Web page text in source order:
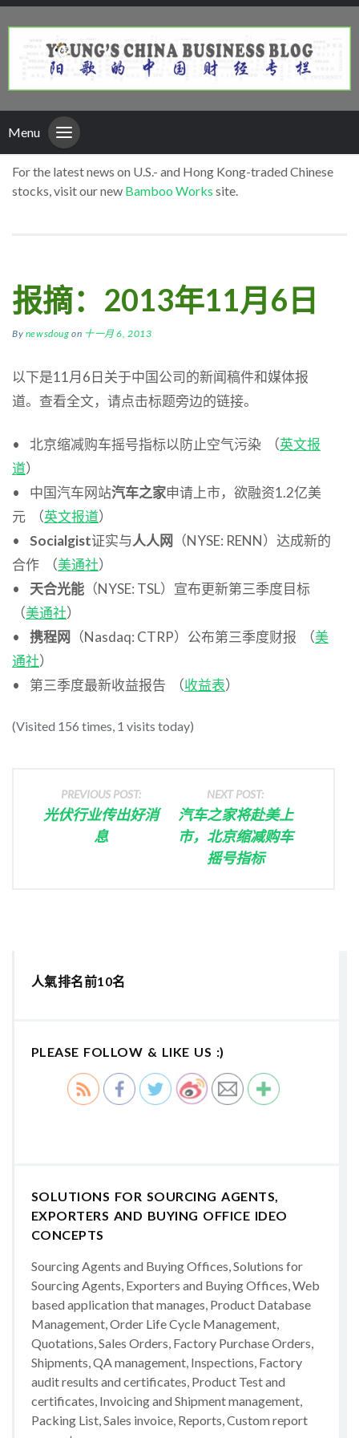
Menu
For the latest news on U.S.- and Hong Kong-traded Chinese
stocks, visit our new Bamboo Works site.
报摘：2013年11月6日
By newsdoug on 十一月 6, 2013
以下是11月6日关于中国公司的新闻稿件和媒体报
道。查看全文，请点击标题旁边的链接。
• 北京缩减购车摇号指标以防止空气污染 （英文报
道）
• 中国汽车网站汽车之家申请上市，欲融资1.2亿美
元 （英文报道）
• Socialgist证实与人人网 （NYSE: RENN）达成新的
合作 （美通社）
• 天合光能 （NYSE: TSL）宣布更新第三季度目标
（美通社）
• 携程网 （Nasdaq: CTRP）公布第三季度财报 （美
通社）
• 第三季度最新收益报告 （收益表）
(Visited 156 times, 1 visits today)
PREVIOUS POST:
光伏行业传出好消
息
NEXT POST:
汽车之家将赴美上
市，北京缩减购车
摇号指标
人氣排名前10名
PLEASE FOLLOW & LIKE US :)
SOLUTIONS FOR SOURCING AGENTS,
EXPORTERS AND BUYING OFFICE IDEO
CONCEPTS
Sourcing Agents and Buying Offices, Solutions for
Sourcing Agents, Exporters and Buying Offices, Web
based application that manages, Product Database
Management, Order Life Cycle Management,
Quotations, Sales Orders, Factory Purchase Orders,
Shipments, QA management, Inspections, Factory
audit results and certificates, Product Test and
certificates, Invoicing and Shipment management,
Packing List, Sales invoice, Reports, Custom report